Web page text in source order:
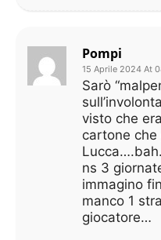
Pompi
15 Aprile 2024 At
Sarò
visto che
cartone che
ns 3
immagino
manco 1
giocatore…